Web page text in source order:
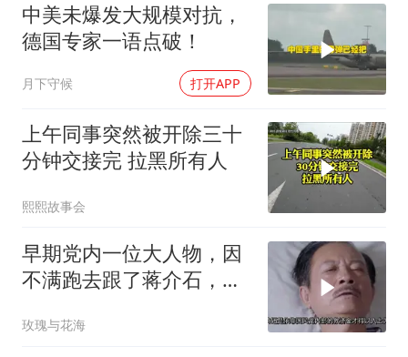
中美未爆发大规模对抗，
德国专家一语点破！
月下守候 打开APP
上午同事突然被开除三十
分钟交接完 拉黑所有人
熙熙故事会
早期党内一位大人物，因
不满跑去跟了蒋介石，不
玫瑰与花海